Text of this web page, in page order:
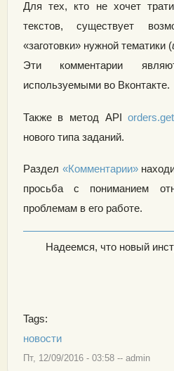
Для тех, кто не хочет
текстов, существует
«заготовки» нужной тематики (
Эти комментарии
используемыми во Вконтакте.
Также в метод APIorders.get
нового типа заданий.
Раздел «Комментарии»
просьба с пониманием
проблемам в его работе.
Надеемся, что новый
Tags:
новости
Пт, 12/09/2016 - 03:58-- admin